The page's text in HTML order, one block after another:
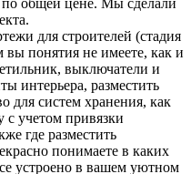
для строителей (стадия
понятия не имеете, как и
выключатели и
интерьера, разместить
для систем хранения, как
с учетом привязки
где разместить
понимаете в каких
устроено в вашем уютном